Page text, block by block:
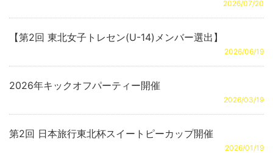
2026/07/20
【第2回 東北女子トレセン(U-14)メンバー選出】
2026/06/19
2026年キックオフパーティー開催
2026/03/19
第2回 日本旅行東北杯スイートピーカップ開催
2026/01/19